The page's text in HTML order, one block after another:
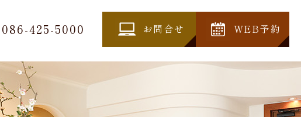
086-425-5000 お問合せ WEB予約